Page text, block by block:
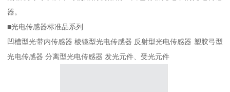
器。
■光电传感器标准品系列
凹槽型光带内传感器 棱镜型光电传感器 反射型光电传感器 塑胶弓型
光电传感器 分离型光电传感器 发光元件、受光元件